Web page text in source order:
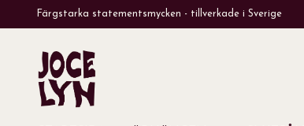
Färgstarka statementsmycken - tillverkade i Sverige